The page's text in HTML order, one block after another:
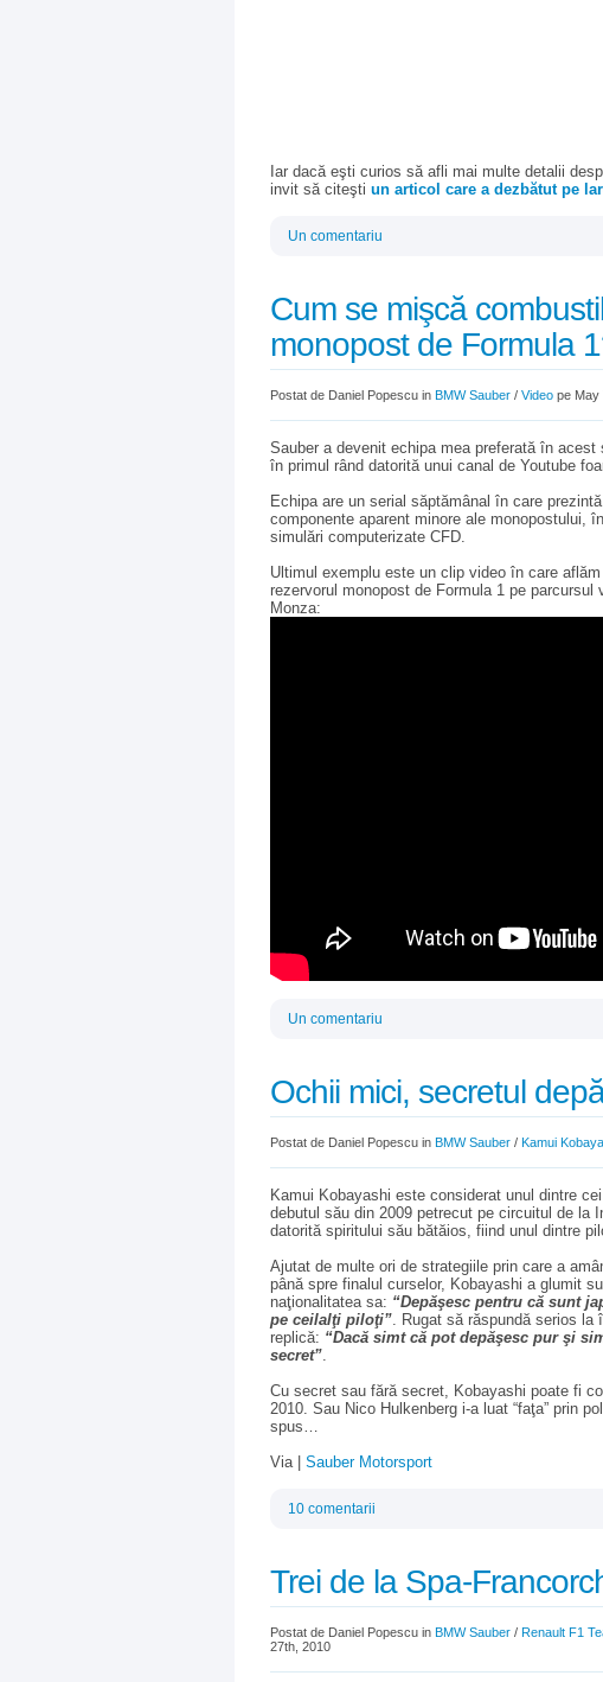
Iar dacă eşti curios să afli mai multe detalii
invit să citeşti un articol care a dezbătut pe
Un comentariu
Cum se mişcă
monopost de Formula
Postat de Daniel Popescu in BMW Sauber / Video pe May
Sauber a devenit echipa mea preferată în
în primul rând datorită unui canal de Youtube
Echipa are un serial săptămânal în care
componente aparent minore ale monopostului,
simulări computerizate CFD.
Ultimul exemplu este un clip video în care
rezervorul monopost de Formula 1 pe
Monza:
Un comentariu
Ochii mici, secretul
Postat de Daniel Popescu in BMW Sauber / Kamui
Kamui Kobayashi este considerat unul dintre
debutul său din 2009 petrecut pe circuitul de la
datorită spiritului său bătăios, fiind unul dintre
Ajutat de multe ori de strategiile prin care a
până spre finalul curselor, Kobayashi a glumit
naţionalitatea sa: “Depăşesc pentru că sunt
pe ceilalţi piloţi”. Rugat să răspundă serios la
replică: “Dacă simt că pot depăşesc pur şi
secret”.
Cu secret sau fără secret, Kobayashi poate fi
2010. Sau Nico Hulkenberg i-a luat “faţa” prin
spus…
Via | Sauber Motorsport
10 comentarii
Trei de la Spa-
Postat de Daniel Popescu in BMW Sauber / Renault F1
27th, 2010